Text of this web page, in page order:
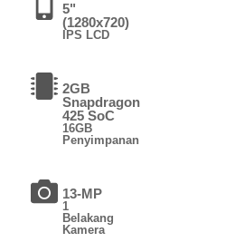
5"
(1280x720)
IPS LCD
2GB
Snapdragon
425 SoC
16GB
Penyimpanan
13-MP
1
Belakang
Kamera